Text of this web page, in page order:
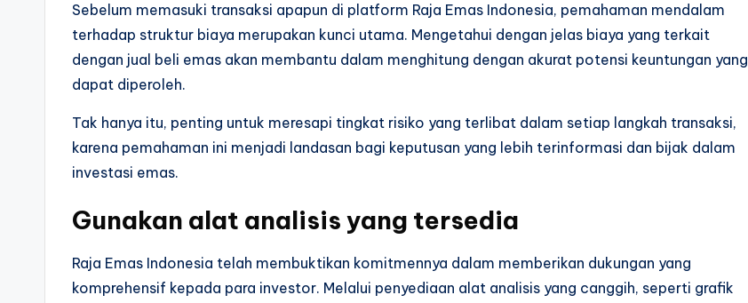
Sebelum memasuki transaksi apapun di platform Raja Emas Indonesia, pemahaman mendalam
terhadap struktur biaya merupakan kunci utama. Mengetahui dengan jelas biaya yang terkait
dengan jual beli emas akan membantu dalam menghitung dengan akurat potensi keuntungan yang
dapat diperoleh.
Tak hanya itu, penting untuk meresapi tingkat risiko yang terlibat dalam setiap langkah transaksi,
karena pemahaman ini menjadi landasan bagi keputusan yang lebih terinformasi dan bijak dalam
investasi emas.
Gunakan alat analisis yang tersedia
Raja Emas Indonesia telah membuktikan komitmennya dalam memberikan dukungan yang
komprehensif kepada para investor. Melalui penyediaan alat analisis yang canggih, seperti grafik